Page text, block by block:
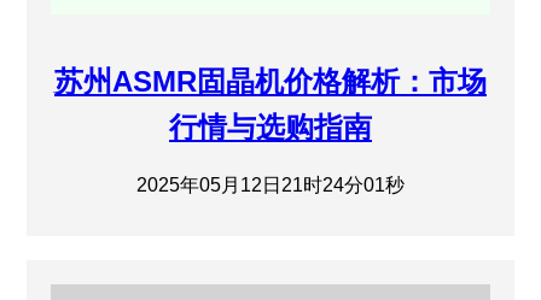
苏州ASMR固晶机价格解析：市场
行情与选购指南
2025年05月12日21时24分01秒